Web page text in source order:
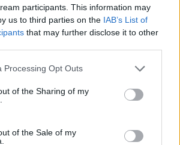
participants. This information may
us to third parties on the IAB’s List of
that may further disclose it to other
Processing Opt Outs
of the Sharing of my
of the Sale of my
Ιστορική μέρα για τις
γυναίκες στις Ένοπλες
Δυνάμεις: Για πρώτη φορά
ΕΛΛΆΔΑ ΠΡΙΝ 9 ΕΒΔΟΜΆΔΕΣ
χωρίς φίλτρα – «Αυτό είναι